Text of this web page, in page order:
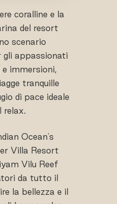
coralline e la
del resort
scenario
gli appassionati
e immersioni,
tranquille
di pace ideale
relax.
Ocean's
Villa Resort
Vilu Reef
da tutto il
la bellezza e il